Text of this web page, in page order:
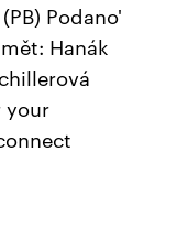
Podano'
Hanák
your